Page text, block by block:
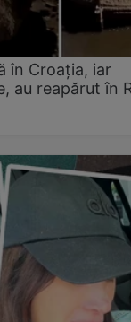
în Croația, iar
au reapărut în